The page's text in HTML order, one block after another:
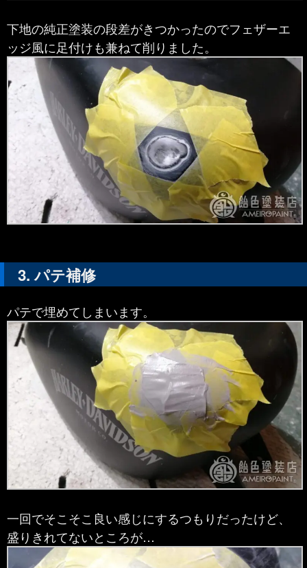
下地の純正塗装の段差がきつかったのでフェザーエ
ッジ風に足付けも兼ねて削りました。
パテ補修
パテで埋めてしまいます。
一回でそこそこ良い感じにするつもりだったけど、
盛りきれてないところが…